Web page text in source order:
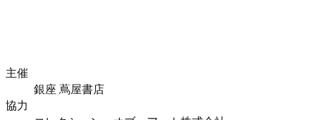
主催
銀座 蔦屋書店
協力